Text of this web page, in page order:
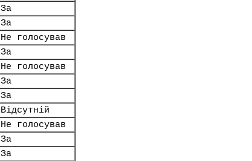
За
За
Не голосував
За
Не голосував
За
За
Відсутній
Не голосував
За
За